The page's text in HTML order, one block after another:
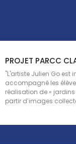
PROJET PARCC
"L'artiste Julien Go est
accompagné les
réalisation de «
partir d’images